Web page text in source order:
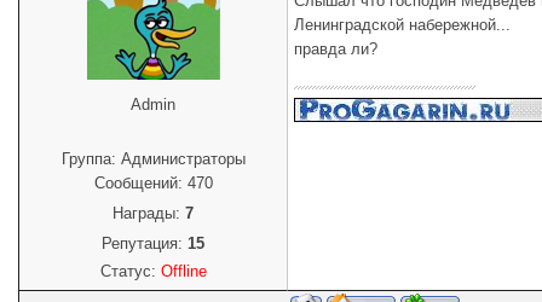
Admin
Группа: Администраторы
Сообщений: 470
Награды: 7
Репутация: 15
Статус: Offline
Ленинградской набережной...
правда ли?